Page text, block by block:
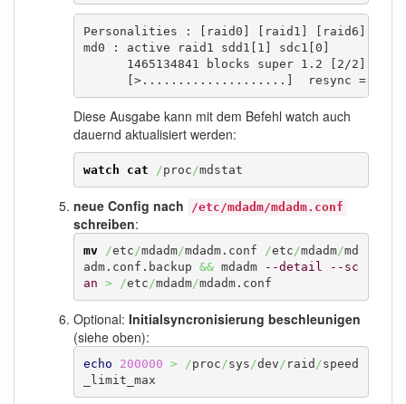
Personalities : [raid0] [raid1] [raid6]
md0 : active raid1 sdd1[1] sdc1[0]
      1465134841 blocks super 1.2 [2/2] [UU]
[>....................]  resync =
Diese Ausgabe kann mit dem Befehl watch auch
dauernd aktualisiert werden:
watch cat /proc /mdstat
neue Config nach /etc/mdadm/mdadm.conf
schreiben:
mv /etc /mdadm/mdadm.conf /etc /mdadm/md
adm.conf.backup && mdadm --detail
--sc
an > /etc /mdadm/mdadm.conf
Optional: Initialsyncronisierung beschleunigen
(siehe oben):
echo 200000 > /proc /sys /dev / raid /speed
_limit_max